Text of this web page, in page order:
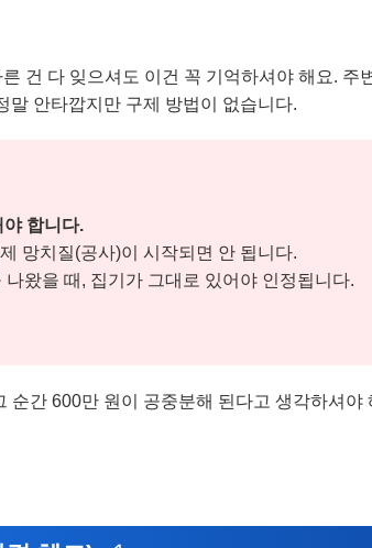
건 다 잊으셔도 이건 꼭 기억하셔야 해요. 주
말 안타깝지만 구제 방법이 없습니다.
합니다.
망치질(공사)이 시작되면 안 됩니다.
왔을 때, 집기가 그대로 있어야 인정됩니다.
순간 600만 원이 공중분해 된다고 생각하셔야